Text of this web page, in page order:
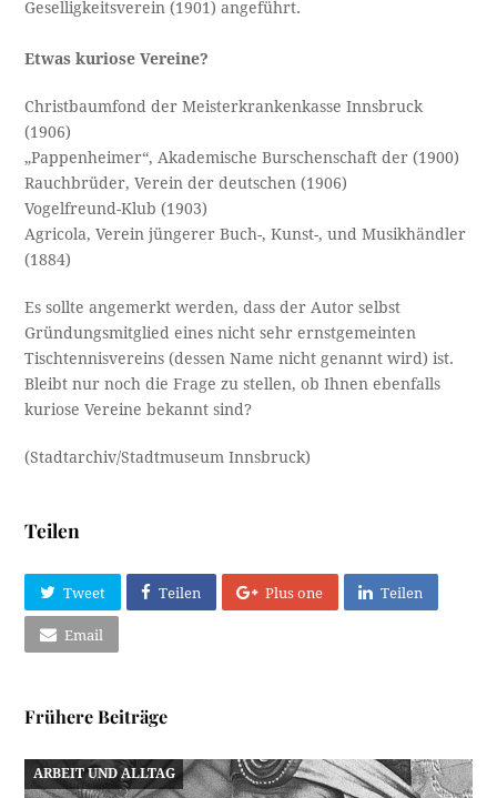
Geselligkeitsverein (1901) angeführt.
Etwas kuriose Vereine?
Christbaumfond der Meisterkrankenkasse Innsbruck
(1906)
„Pappenheimer“, Akademische Burschenschaft der (1900)
Rauchbrüder, Verein der deutschen (1906)
Vogelfreund-Klub (1903)
Agricola, Verein jüngerer Buch-, Kunst-, und Musikhändler
(1884)
Es sollte angemerkt werden, dass der Autor selbst
Gründungsmitglied eines nicht sehr ernstgemeinten
Tischtennisvereins (dessen Name nicht genannt wird) ist.
Bleibt nur noch die Frage zu stellen, ob Ihnen ebenfalls
kuriose Vereine bekannt sind?
(Stadtarchiv/Stadtmuseum Innsbruck)
Teilen
Tweet Teilen Plus one Teilen
Email
Frühere Beiträge
ARBEIT UND ALLTAG